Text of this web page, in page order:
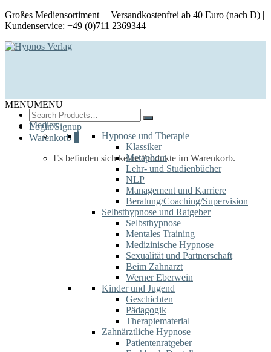
Großes Mediensortiment | Versandkostenfrei ab 40 Euro (nach D) |
Kundenservice: +49 (0)711 2369344
Search
for:
Login/Signup
Warenkorb
Es befinden sich keine Produkte im Warenkorb.
MENUMENU
Medien
Hypnose und Therapie
Klassiker
Metaphern
Lehr- und Studienbücher
NLP
Management und Karriere
Beratung/Coaching/Supervision
Selbsthypnose und Ratgeber
Selbsthypnose
Mentales Training
Medizinische Hypnose
Sexualität und Partnerschaft
Beim Zahnarzt
Werner Eberwein
Kinder und Jugend
Geschichten
Pädagogik
Therapiematerial
Zahnärztliche Hypnose
Patientenratgeber